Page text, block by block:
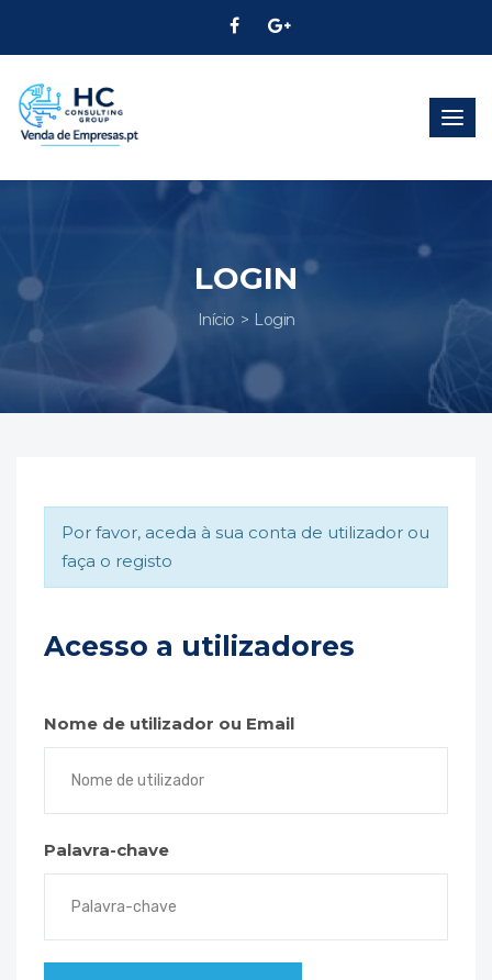
LOGIN
Início Login
Por favor, aceda à sua conta de utilizador ou
faça o registo
Acesso a utilizadores
Nome de utilizador ou Email
Palavra-chave